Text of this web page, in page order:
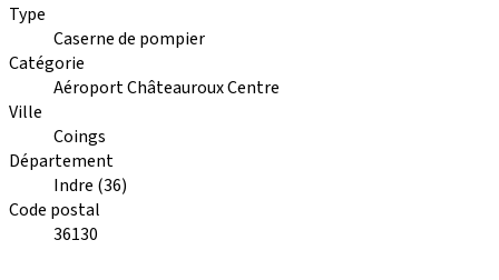
Type
Caserne de pompier
Catégorie
Aéroport Châteauroux Centre
Ville
Coings
Département
Indre (36)
Code postal
36130